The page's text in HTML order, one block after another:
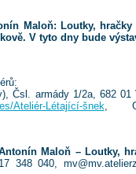
Maloň: Loutky,
V tyto dny bude
Čsl. armády 1/2a, 682 01
Ateliér-Létající-šnek ,
Maloň – Loutky,
348 040,